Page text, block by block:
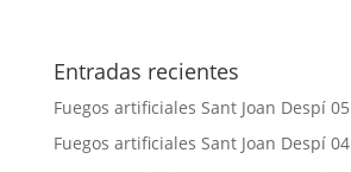
Entradas recientes
Fuegos artificiales Sant Joan Despí 05
Fuegos artificiales Sant Joan Despí 04